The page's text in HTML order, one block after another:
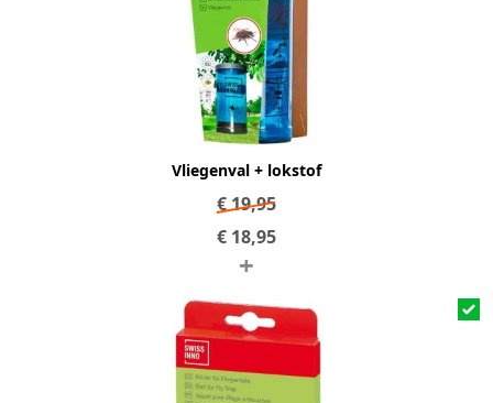
Vliegenval + lokstof
€19,95
€ 18,95
+